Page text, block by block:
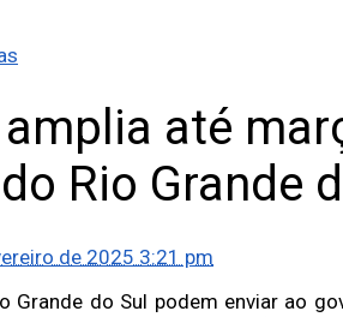
até
Rio Grande
de 2025 3:21 pm
Grande do Sul podem enviar ao